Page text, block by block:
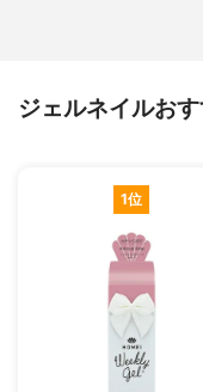
ジェルネイルお
1位